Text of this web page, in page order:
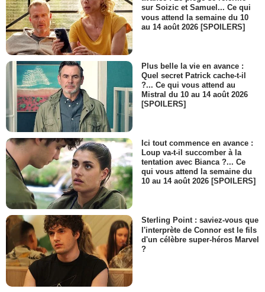
sur Soizic et Samuel... Ce qui
vous attend la semaine du 10
au 14 août 2026 [SPOILERS]
Plus belle la vie en avance :
Quel secret Patrick cache-t-il
?... Ce qui vous attend au
Mistral du 10 au 14 août 2026
[SPOILERS]
Ici tout commence en avance :
Loup va-t-il succomber à la
tentation avec Bianca ?... Ce
qui vous attend la semaine du
10 au 14 août 2026 [SPOILERS]
Sterling Point : saviez-vous que
l'interprète de Connor est le fils
d'un célèbre super-héros Marvel
?